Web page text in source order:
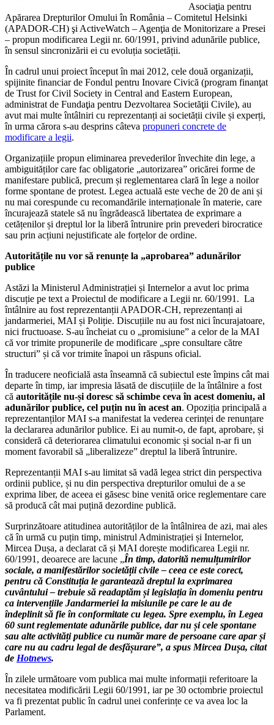
Asociaţia pentru
Apărarea Drepturilor Omului în România – Comitetul Helsinki
(APADOR-CH) şi ActiveWatch – Agenţia de Monitorizare a Presei
– propun modificarea Legii nr. 60/1991, privind adunările publice,
în sensul sincronizării ei cu evoluția societății.
În cadrul unui proiect început în mai 2012, cele două organizații,
spijinite financiar de Fondul pentru Inovare Civică (program finanţat
de Trust for Civil Society in Central and Eastern European,
administrat de Fundaţia pentru Dezvoltarea Societăţii Civile), au
avut mai multe întâlniri cu reprezentanți ai societății civile și experți,
în urma cărora s-au desprins câteva propuneri concrete de
modificare a legii.
Organizațiile propun eliminarea prevederilor învechite din lege, a
ambiguităților care fac obligatorie „autorizarea” oricărei forme de
manifestare publică, precum și reglementarea clară în lege a noilor
forme spontane de protest. Legea actuală este veche de 20 de ani și
nu mai corespunde cu recomandările internaționale în materie, care
încurajează statele să nu îngrădească libertatea de exprimare a
cetățenilor și dreptul lor la liberă întrunire prin prevederi birocratice
sau prin acțiuni nejustificate ale forțelor de ordine.
Autoritățile nu vor să renunțe la „aprobarea” adunărilor
publice
Astăzi la Ministerul Administrației și Internelor a avut loc prima
discuție pe text a Proiectul de modificare a Legii nr. 60/1991. La
întâlnire au fost reprezentanții APADOR-CH, reprezentanți ai
jandarmeriei, MAI și Poliție. Discuțiile nu au fost nici încurajatoare,
nici fructuoase. S-au încheiat cu o „promisiune” a celor de la MAI
că vor trimite propunerile de modificare „spre consultare către
structuri” și că vor trimite înapoi un răspuns oficial.
În traducere neoficială asta înseamnă că subiectul este împins cât mai
departe în timp, iar impresia lăsată de discuțiile de la întâlnire a fost
că autoritățile nu-și doresc să schimbe ceva în acest domeniu, al
adunărilor publice, cel puțin nu în acest an. Opoziția principală a
reprezentanților MAI s-a manifestat la vederea cerinței de renunțare
la declararea adunărilor publice. Ei au numit-o, de fapt, aprobare, și
consideră că deteriorarea climatului economic și social n-ar fi un
moment favorabil să „liberalizeze” dreptul la liberă întrunire.
Reprezentanții MAI s-au limitat să vadă legea strict din perspectiva
ordinii publice, și nu din perspectiva drepturilor omului de a se
exprima liber, de aceea ei găsesc bine venită orice reglementare care
să producă cât mai puțină dezordine publică.
Surprinzătoare atitudinea autorităților de la întâlnirea de azi, mai ales
că în urmă cu puțin timp, ministrul Administrației și Internelor,
Mircea Dușa, a declarat că și MAI dorește modificarea Legii nr.
60/1991, deoarece are lacune „În timp, datorită nemulțumirilor
sociale, a manifestărilor societății civile – ceea ce este corect,
pentru că Constituția le garantează dreptul la exprimarea
cuvântului – trebuie să readaptăm și legislația în domeniu pentru
ca intervențiile Jandarmeriei la misiunile pe care le au de
îndeplinit să fie în conformitate cu legea. Spre exemplu, în Legea
60 sunt reglementate adunările publice, dar nu și cele spontane
sau alte activități publice cu număr mare de persoane care apar și
care nu au cadru legal de desfășurare”, a spus Mircea Dușa, citat
de Hotnews.
În zilele următoare vom publica mai multe informații referitoare la
necesitatea modificării Legii 60/1991, iar pe 30 octombrie proiectul
va fi prezentat public în cadrul unei conferințe ce va avea loc la
Parlament.